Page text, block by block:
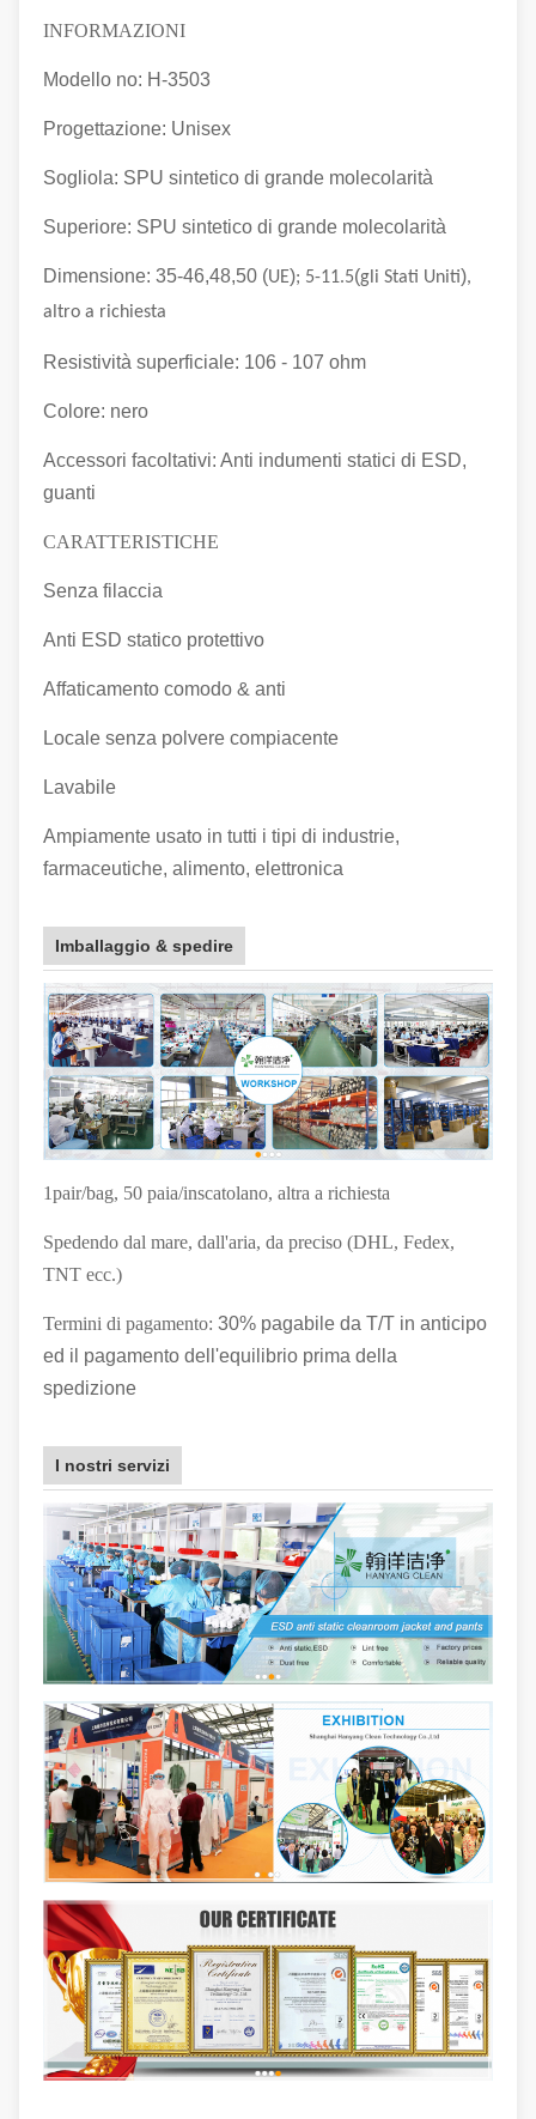
INFORMAZIONI
Modello no: H-3503
Progettazione: Unisex
Sogliola: SPU sintetico di grande molecolarità
Superiore: SPU sintetico di grande molecolarità
Dimensione: 35-46,48,50 (UE); 5-11.5(gli Stati Uniti),
altro a richiesta
Resistività superficiale: 106 - 107 ohm
Colore: nero
Accessori facoltativi: Anti indumenti statici di ESD,
guanti
CARATTERISTICHE
Senza filaccia
Anti ESD statico protettivo
Affaticamento comodo & anti
Locale senza polvere compiacente
Lavabile
Ampiamente usato in tutti i tipi di industrie,
farmaceutiche, alimento, elettronica
Imballaggio & spedire
1pair/bag, 50 paia/inscatolano, altra a richiesta
Spedendo dal mare, dall'aria, da preciso (DHL, Fedex,
TNT ecc.)
Termini di pagamento: 30% pagabile da T/T in anticipo
ed il pagamento dell'equilibrio prima della
spedizione
I nostri servizi